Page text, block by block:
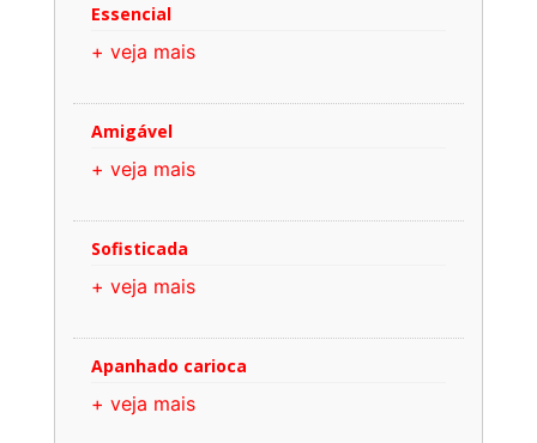
Essencial
+ veja mais
Amigável
+ veja mais
Sofisticada
+ veja mais
Apanhado carioca
+ veja mais